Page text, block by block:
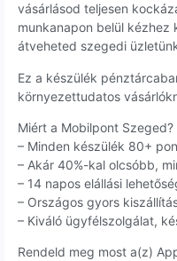
vásárlásod teljesen
munkanapon belül kézhez
átveheted szegedi
Ez a készülék
környezettudatos
Miért a Mobilpont Szeged?
– Minden készülék 80+
– Akár 40%-kal olcsóbb,
– 14 napos elállási
– Országos gyors
– Kiváló ügyfélszolgálat,
Rendeld meg most a(z)